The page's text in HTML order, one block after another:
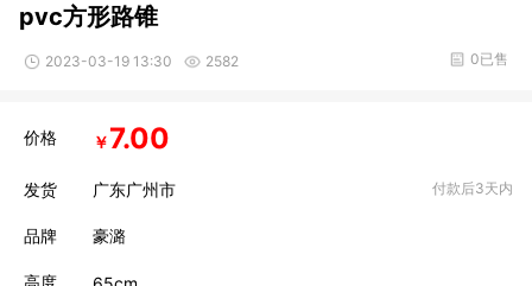
pvc方形路锥
2023-03-19 13:30 2582 0已售
价格 ￥7.00
发货 广东广州市 付款后3天内
品牌 豪潞
高度